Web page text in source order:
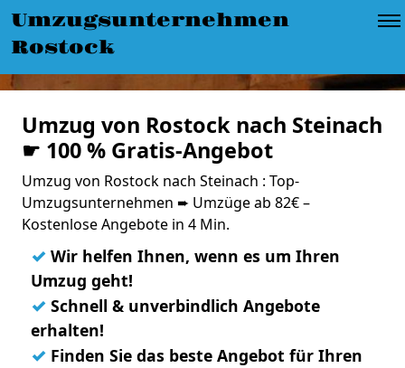
Umzugsunternehmen
Rostock
Umzug von Rostock nach Steinach
☛ 100 % Gratis-Angebot
Umzug von Rostock nach Steinach : Top-
Umzugsunternehmen ➨ Umzüge ab 82€ –
Kostenlose Angebote in 4 Min.
✓ Wir helfen Ihnen, wenn es um Ihren
Umzug geht!
✓ Schnell & unverbindlich Angebote
erhalten!
✓ Finden Sie das beste Angebot für Ihren